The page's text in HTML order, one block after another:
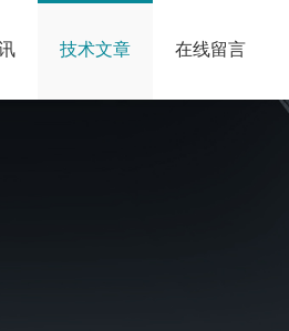
技术文章 在线留言